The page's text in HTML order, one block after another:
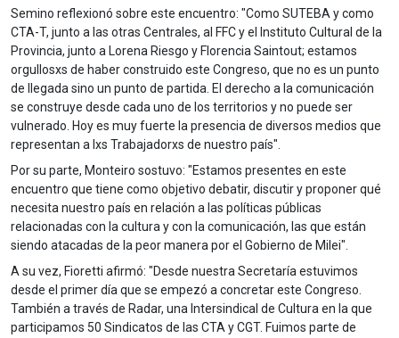
Semino reflexionó sobre este encuentro: "Como SUTEBA y como
CTA-T, junto a las otras Centrales, al FFC y el Instituto Cultural de la
Provincia, junto a Lorena Riesgo y Florencia Saintout; estamos
orgullosxs de haber construido este Congreso, que no es un punto
de llegada sino un punto de partida. El derecho a la comunicación
se construye desde cada uno de los territorios y no puede ser
vulnerado. Hoy es muy fuerte la presencia de diversos medios que
representan a lxs Trabajadorxs de nuestro país".
Por su parte, Monteiro sostuvo: "Estamos presentes en este
encuentro que tiene como objetivo debatir, discutir y proponer qué
necesita nuestro país en relación a las políticas públicas
relacionadas con la cultura y con la comunicación, las que están
siendo atacadas de la peor manera por el Gobierno de Milei".
A su vez, Fioretti afirmó: "Desde nuestra Secretaría estuvimos
desde el primer día que se empezó a concretar este Congreso.
También a través de Radar, una Intersindical de Cultura en la que
participamos 50 Sindicatos de las CTA y CGT. Fuimos parte de